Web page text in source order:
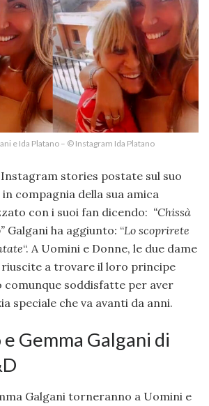
e Ida Platano – © Instagram Ida Platano
stories postate sul suo
compagnia della sua amica
con i suoi fan dicendo: “Chissà
Galgani ha aggiunto: “Lo scoprirete
“. A Uomini e Donne, le due dame
a trovare il loro principe
comunque soddisfatte per aver
speciale che va avanti da anni.
Gemma Galgani di
Galgani torneranno a Uomini e